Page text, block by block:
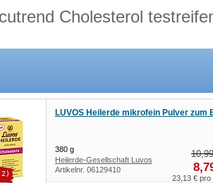
Cholesterol
LUVOS Heilerde mikrofein Pulver zum
380 g
Heilerde-Gesellschaft Luvos
Just GmbH & Co. KG
Artikelnr. 06129410
2)
23,13 € pro